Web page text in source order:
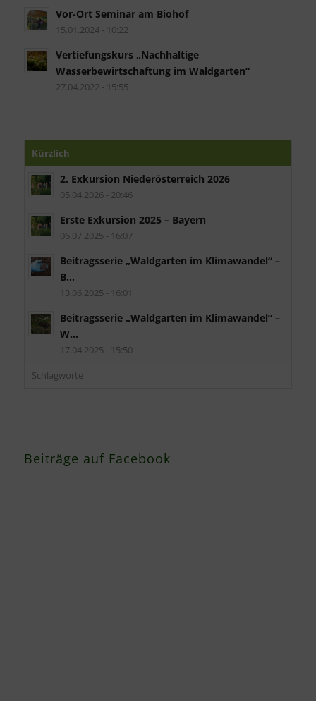
Vor-Ort Seminar am Biohof
15.01.2024 - 10:22
Vertiefungskurs „Nachhaltige
Wasserbewirtschaftung im Waldgarten“
27.04.2022 - 15:55
Kürzlich
2. Exkursion Niederösterreich 2026
05.04.2026 - 20:46
Erste Exkursion 2025 – Bayern
06.07.2025 - 16:07
Beitragsserie „Waldgarten im Klimawandel“ –
B...
13.06.2025 - 16:01
Beitragsserie „Waldgarten im Klimawandel“ –
W...
17.04.2025 - 15:50
Schlagworte
Beiträge auf Facebook